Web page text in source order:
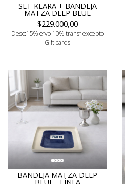
SET KEARA + BANDEJA
MATZA DEEP BLUE
$229.000,00
Desc:15% efvo 10% transf excepto
Gift cards
BANDEJA MATZA DEEP
BLUE - LÍNEA